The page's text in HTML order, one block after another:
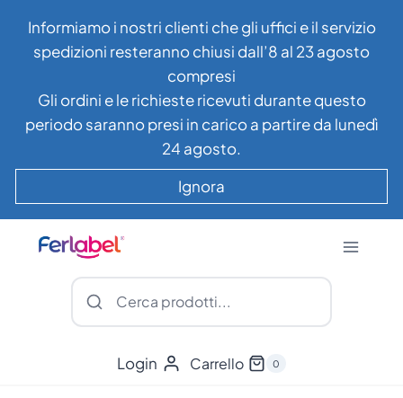
contenuto
Informiamo i nostri clienti che gli uffici e il servizio
spedizioni resteranno chiusi dall’8 al 23 agosto
compresi
Gli ordini e le richieste ricevuti durante questo
periodo saranno presi in carico a partire da lunedì
24 agosto.
Ignora
Login Carrello 0